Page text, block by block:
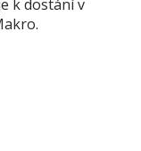
k dostání v